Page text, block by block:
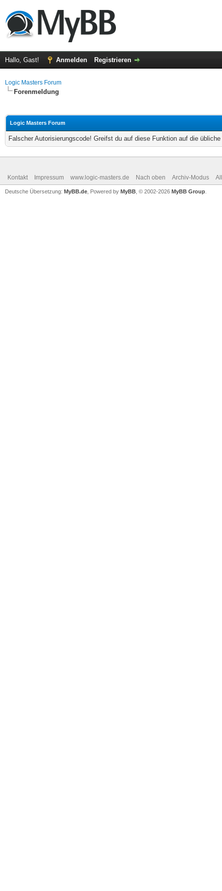
Hallo, Gast! Anmelden Registrieren
Logic Masters Forum
Forenmeldung
Logic Masters Forum
Falscher Autorisierungscode! Greifst du auf diese Funktion auf die
Kontakt Impressum www.logic-masters.de Nach oben Archiv-Modus
Deutsche Übersetzung: MyBB.de , Powered by MyBB , © 2002-2026 MyBB Group